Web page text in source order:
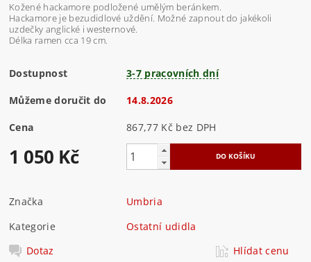
Kožené hackamore podložené umělým beránkem.
Hackamore je bezudidlové uždění. Možné zapnout do jakékoli
uzdečky anglické i westernové.
Délka ramen cca 19 cm.
Dostupnost 3-7 pracovních dní
Můžeme doručit do 14.8.2026
Cena 867,77 Kč bez DPH
1 050 Kč
Značka
Umbria
Kategorie
Ostatní udidla
Dotaz
Hlídat cenu